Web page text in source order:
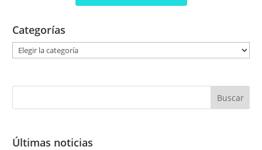
Categorías
g
r
Últimas noticias